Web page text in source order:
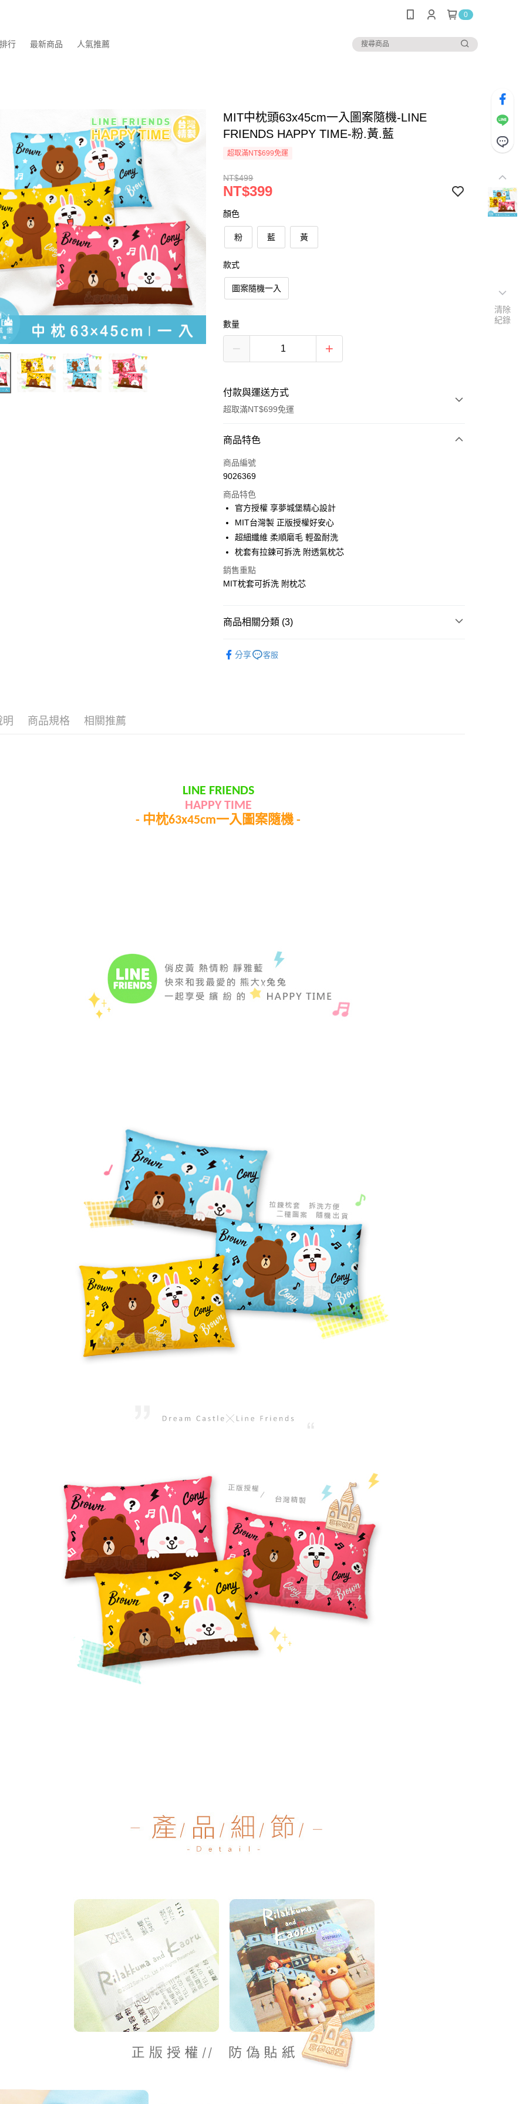
0
行 最新商品 人氣推薦
MIT中枕頭63x45cm一入圖案隨機-LINE
FRIENDS HAPPY TIME-粉.黃.藍
超取滿NT$699免運
NT$499
NT$399
顏色
粉 藍 黃
款式
圖案隨機一入
數量
付款與運送方式
超取滿NT$699免運
付款方式
信用卡一次付款
LINE Pay
Apple Pay
街口支付
悠遊付
運送方式
商品特色
商品編號
9026369
商品特色
官方授權 享夢城堡精心設計
MIT台灣製 正版授權好安心
超細纖維 柔順磨毛 輕盈耐洗
枕套有拉鍊可拆洗 附透氣枕芯
銷售重點
MIT枕套可拆洗 附枕芯
商品相關分類 (3)
分享 客服
明 商品規格 相關推薦
LINE FRIENDS
HAPPY TIME
- 中枕63x45cm一入圖案隨機 -
清除
紀錄